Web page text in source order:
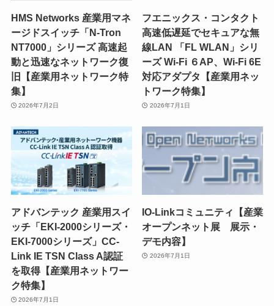
HMS Networks 産業用マネ
ージドスイッチ「N-Tron
NT7000」シリーズ 高速起
動と迅速なネットワーク復
旧【産業用ネットワーク特
集】
2026年7月2日
フエニックス・コンタクト
高速低遅延でセキュアな無
線LAN 「FL WLAN」シリ
ーズ Wi-Fi ６AP、Wi-Fi 6E
対応アダプタ【産業用ネッ
トワーク特集】
2026年7月1日
アドバンテック 産業用スイ
ッチ「EKI-2000シリーズ・
EKI-7000シリーズ」CC-
Link IE TSN Class A認証
を取得【産業用ネットワー
ク特集】
2026年7月1日
IO-Linkコミュニティ【産業
オープンネット展 展示・
デモ内容】
2026年7月1日